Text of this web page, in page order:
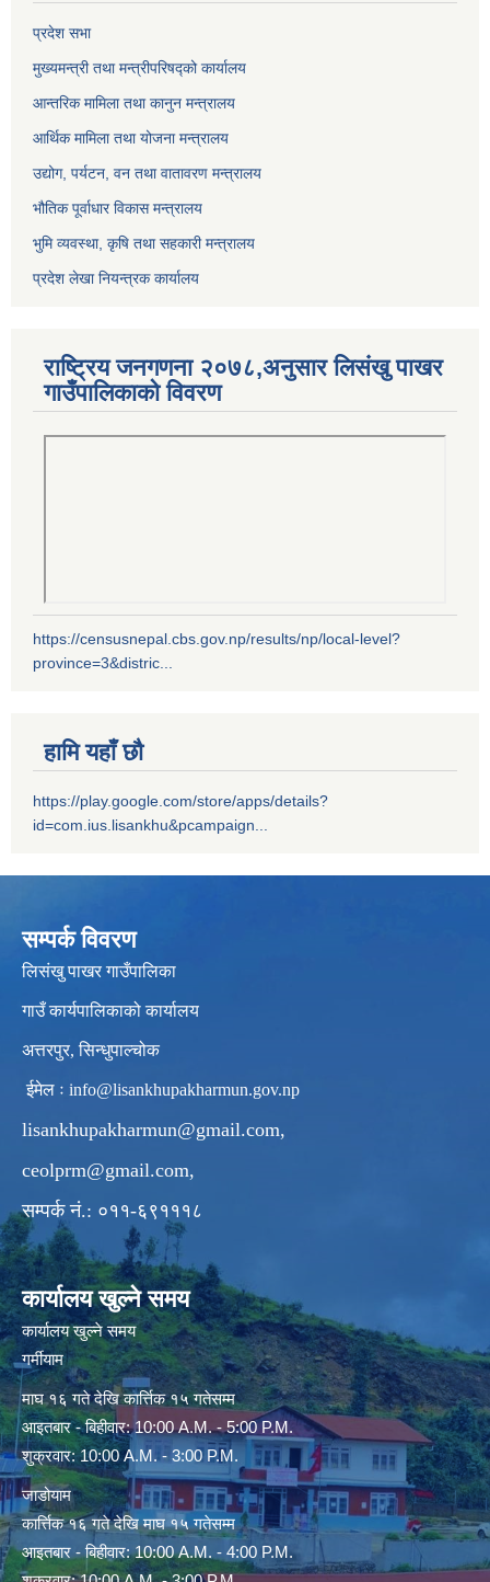
प्रदेश सभा
मुख्यमन्त्री तथा मन्त्रीपरिषद्को कार्यालय
आन्तरिक मामिला तथा कानुन मन्त्रालय
आर्थिक मामिला तथा योजना मन्त्रालय
उद्योग, पर्यटन, वन तथा वातावरण मन्त्रालय
भौतिक पूर्वाधार विकास मन्त्रालय
भुमि व्यवस्था, कृषि तथा सहकारी मन्त्रालय
प्रदेश लेखा नियन्त्रक कार्यालय
राष्ट्रिय जनगणना २०७८,अनुसार लिसंखु पाखर
गाउँपालिकाको विवरण
https://censusnepal.cbs.gov.np/results/np/local-level?
province=3&distric...
हामि यहाँ छौ
https://play.google.com/store/apps/details?
id=com.ius.lisankhu&pcampaign...
सम्पर्क विवरण
लिसंखु पाखर गाउँपालिका
गाउँ कार्यपालिकाको कार्यालय
अत्तरपुर, सिन्धुपाल्चोक
ईमेल ः info@lisankhupakharmun.gov.np
lisankhupakharmun@gmail.com,
ceolprm@gmail.com,
सम्पर्क नं.: ०११-६९१११८
कार्यालय खुल्ने समय
कार्यालय खुल्ने समय
गर्मीयाम
माघ १६ गते देखि कार्त्तिक १५ गतेसम्म
आइतबार - बिहीवार: 10:00 A.M. - 5:00 P.M.
शुक्रवार: 10:00 A.M. - 3:00 P.M.
जाडोयाम
कार्त्तिक १६ गते देखि माघ १५ गतेसम्म
आइतबार - बिहीवार: 10:00 A.M. - 4:00 P.M.